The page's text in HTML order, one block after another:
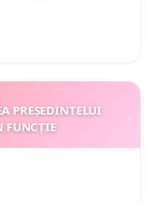
PREȘEDINTELUI
FUNCȚIE